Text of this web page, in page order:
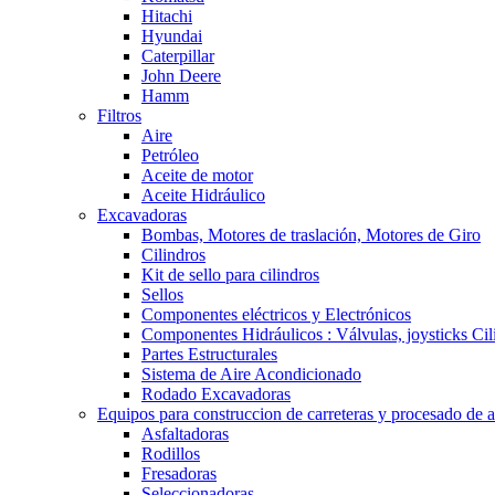
Hitachi
Hyundai
Caterpillar
John Deere
Hamm
Filtros
Aire
Petróleo
Aceite de motor
Aceite Hidráulico
Excavadoras
Bombas, Motores de traslación, Motores de Giro
Cilindros
Kit de sello para cilindros
Sellos
Componentes eléctricos y Electrónicos
Componentes Hidráulicos : Válvulas, joysticks
Partes Estructurales
Sistema de Aire Acondicionado
Rodado Excavadoras
Equipos para construccion de carreteras y procesado de
Asfaltadoras
Rodillos
Fresadoras